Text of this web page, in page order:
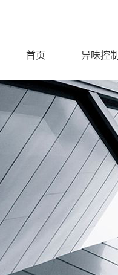
首页 异味控制